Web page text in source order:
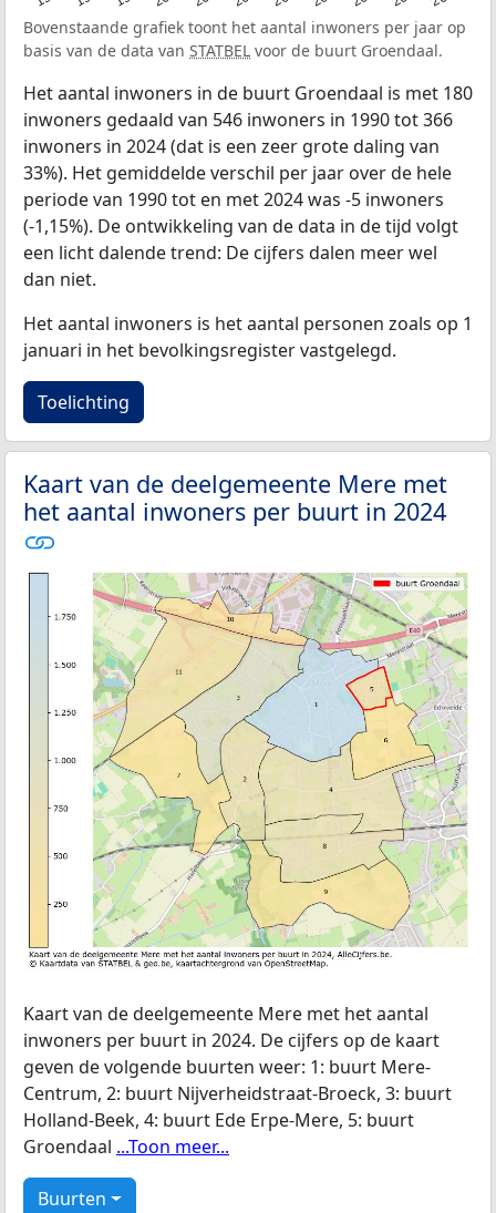
Bovenstaande grafiek toont het aantal inwoners per jaar op
basis van de data van STATBEL voor de buurt Groendaal.
Het aantal inwoners in de buurt Groendaal is met 180
inwoners gedaald van 546 inwoners in 1990 tot 366
inwoners in 2024 (dat is een zeer grote daling van
33%). Het gemiddelde verschil per jaar over de hele
periode van 1990 tot en met 2024 was -5 inwoners
(-1,15%). De ontwikkeling van de data in de tijd volgt
een licht dalende trend: De cijfers dalen meer wel
dan niet.
Het aantal inwoners is het aantal personen zoals op 1
januari in het bevolkingsregister vastgelegd.
Toelichting
Kaart van de deelgemeente Mere met
het aantal inwoners per buurt in 2024
Kaart van de deelgemeente Mere met het aantal
inwoners per buurt in 2024. De cijfers op de kaart
geven de volgende buurten weer: 1: buurt Mere-
Centrum, 2: buurt Nijverheidstraat-Broeck, 3: buurt
Holland-Beek, 4: buurt Ede Erpe-Mere, 5: buurt
Groendaal ...Toon meer...
Buurten